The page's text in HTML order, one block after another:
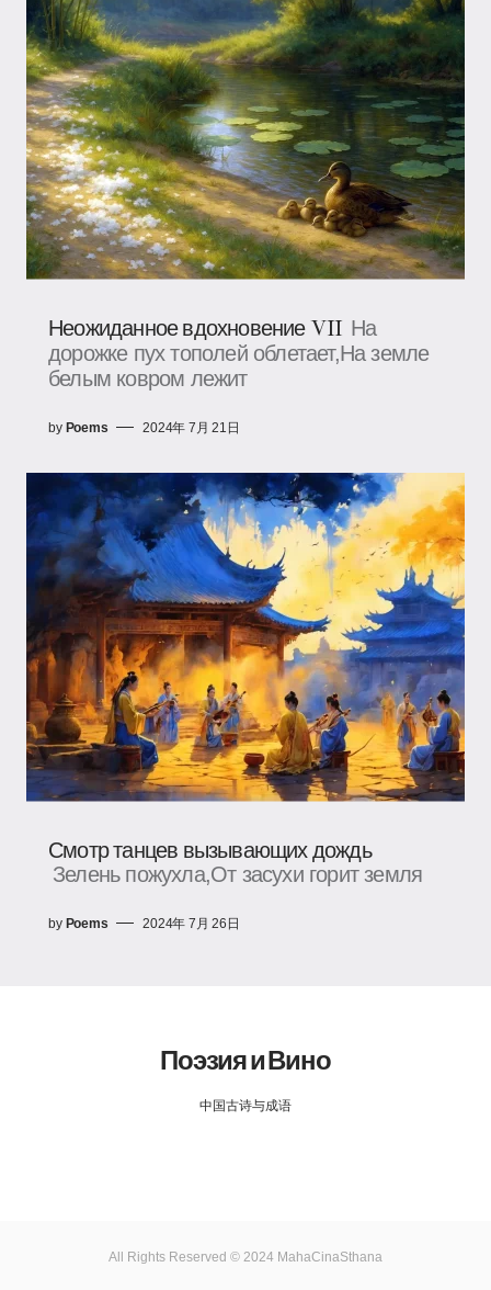
Неожиданное вдохновение VII На
дорожке пух тополей облетает,На земле
белым ковром лежит
by Poems 2024年 7月 21日
Смотр танцев вызывающих дождь
Зелень пожухла,От засухи горит земля
by Poems 2024年 7月 26日
Поэзия и Вино
中国古诗与成语
All Rights Reserved © 2024 MahaCinaSthana